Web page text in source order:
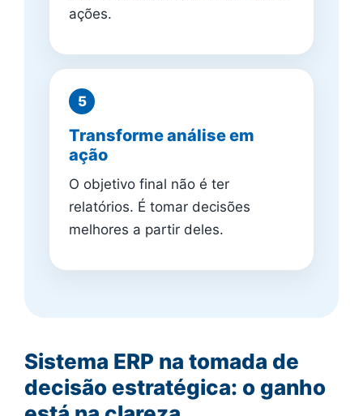
ações.
Transforme análise em
ação
O objetivo final não é ter
relatórios. É tomar decisões
melhores a partir deles.
Sistema ERP na tomada de
decisão estratégica: o ganho